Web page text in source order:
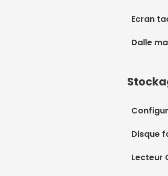
Ecran
Dalle
Disque
Lecteur